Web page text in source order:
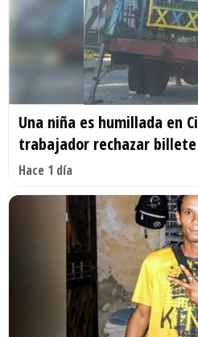
Una niña es humillada en
trabajador rechazar billete
Hace 1 día